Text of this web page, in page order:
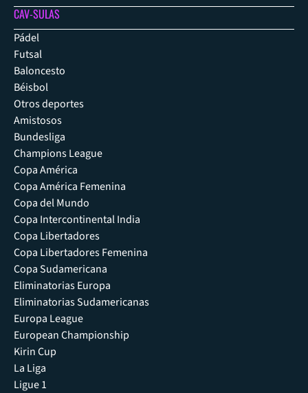
CAV-SULAS
Pádel
Futsal
Baloncesto
Béisbol
Otros deportes
Amistosos
Bundesliga
Champions League
Copa América
Copa América Femenina
Copa del Mundo
Copa Intercontinental India
Copa Libertadores
Copa Libertadores Femenina
Copa Sudamericana
Eliminatorias Europa
Eliminatorias Sudamericanas
Europa League
European Championship
Kirin Cup
La Liga
Ligue 1